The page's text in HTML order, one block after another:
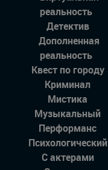
реальность
Детектив
Дополненная
реальность
Квест по городу
Криминал
Мистика
Музыкальный
Перформанс
Психологический
С актерами